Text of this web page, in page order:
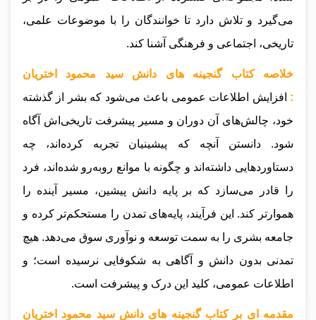
می‌گیرد و تلاش دارد تا خوانندگان را با موضوعات علمی،
تاریخی، اجتماعی و فرهنگی آشنا کند.
خلاصه کتاب گنجینه های دانش سید محمود اختریان
: افزایش اطلاعات عمومی باعث می‌شود که بشر از گذشته
خود، چالش‌های آن دوران و مسیر پیشرفت تاریخی‌اش آگاه
شود. دانستن آنچه که پیشینیان تجربه کرده‌اند، چه
دستاوردهایی داشته‌اند و چگونه با موانع روبه‌رو شده‌اند، فرد
را قادر می‌سازد که بر پایه دانش پیشین، مسیر آینده را
هموارتر کند. این فرآیند، پایه‌های تمدن را مستحکم‌تر کرده و
جامعه بشری را به سمت توسعه و نوآوری سوق می‌دهد. هیچ
تمدنی بدون دانش و آگاهی به شکوفایی نرسیده است؛ و
اطلاعات عمومی، کلید این درک و پیشرفت است.
مقدمه ای بر کتاب گنجینه های دانش سید محمود اختریان